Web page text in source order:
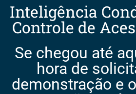
Inteligência
Controle de
Se chegou até
hora de
demonstração e